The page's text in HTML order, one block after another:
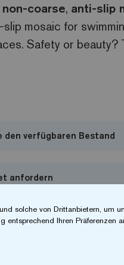
coarse, anti-slip
slip mosaic for
Safety or beauty?
den verfügbaren Bestand
anfordern
solche von Drittanbietern, um
entsprechend Ihren Präferenzen